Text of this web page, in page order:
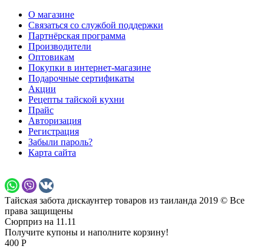
О магазине
Связаться со службой поддержки
Партнёрская программа
Производители
Оптовикам
Покупки в интернет-магазине
Подарочные сертификаты
Акции
Рецепты тайской кухни
Прайс
Авторизация
Регистрация
Забыли пароль?
Карта сайта
Тайская забота дискаунтер товаров из таиланда 2019 © Все
права защищены
Сюрприз на 11.11
Получите купоны и наполните корзину!
400 Р